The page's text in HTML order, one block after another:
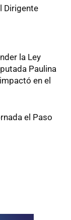
Dirigente
la Ley
Paulina
en el
el Paso